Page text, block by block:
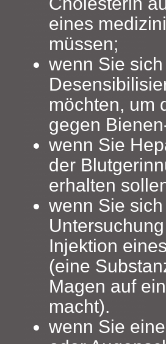
eines
müssen;
wenn Sie
möchten, um
gegen
wenn Sie
der
erhalten
wenn Sie
Injektion
(eine
Magen auf
macht).
wenn Sie